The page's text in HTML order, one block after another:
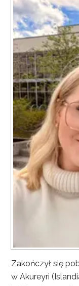
Zakończył się
w Akureyri